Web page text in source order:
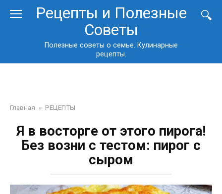
Рецепты и Полезные
Советы
Полезные советы о семье. Кулинарные
рецепты.
Главная » РЕЦЕПТЫ
Я в восторге от этого пирога!
Без возни с тестом: пирог с
сыром